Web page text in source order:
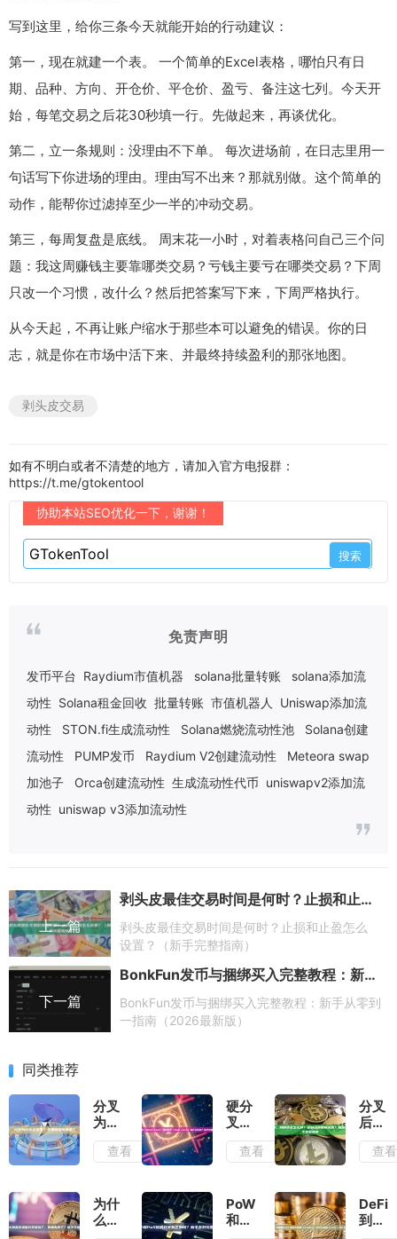
写到这里，给你三条今天就能开始的行动建议：
第一，现在就建一个表。 一个简单的Excel表格，哪怕只有日
期、品种、方向、开仓价、平仓价、盈亏、备注这七列。今天开
始，每笔交易之后花30秒填一行。先做起来，再谈优化。
第二，立一条规则：没理由不下单。 每次进场前，在日志里用一
句话写下你进场的理由。理由写不出来？那就别做。这个简单的
动作，能帮你过滤掉至少一半的冲动交易。
第三，每周复盘是底线。 周末花一小时，对着表格问自己三个问
题：我这周赚钱主要靠哪类交易？亏钱主要亏在哪类交易？下周
只改一个习惯，改什么？然后把答案写下来，下周严格执行。
从今天起，不再让账户缩水于那些本可以避免的错误。你的日
志，就是你在市场中活下来、并最终持续盈利的那张地图。
剥头皮交易
如有不明白或者不清楚的地方，请加入官方电报群：
https://t.me/gtokentool
协助本站SEO优化一下，谢谢！
免责声明
发币平台 Raydium市值机器 solana批量转账
solana添加流
动性 Solana租金回收 批量转账 市值机器人
Uniswap添加流
动性
STON.fi生成流动性 Solana燃烧流动性池
Solana创建
流动性
PUMP发币 Raydium V2创建流动性
Meteora swap
加池子
Orca创建流动性 生成流动性代币 uniswapv2添加流
动性 uniswap v3添加流动性
上一篇
剥头皮最佳交易时间是何时？止损和止盈怎么设置？（新手完整指南）
剥头皮最佳交易时间是何时？止损和止盈怎么
设置？（新手完整指南）
下一篇
BonkFun发币与捆绑买入完整教程：新手从零到一指南（2026最新版）
BonkFun发币与捆绑买入完整教程：新手从零到
一指南（2026最新版）
同类推荐
分叉
为什
么会
原因
有哪
些？
查看
硬分
叉
（Hard
Fork）
（Soft
Fork）
有什
查看
分叉
后，
我的
币会
会自
动获
得新
查看
为什
么有
PoW
和
DeFi
到底